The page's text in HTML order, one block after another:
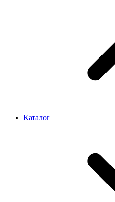
Каталог